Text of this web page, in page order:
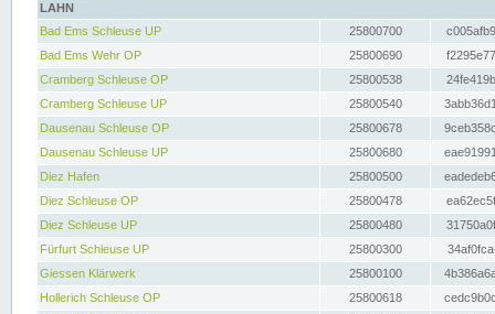
LAHN
Bad Ems Schleuse UP
25800700
Bad Ems Wehr OP
25800690
Cramberg Schleuse OP
25800538
Cramberg Schleuse UP
25800540
Dausenau Schleuse OP
25800678
Dausenau Schleuse UP
25800680
Diez Hafen
25800500
Diez Schleuse OP
25800478
Diez Schleuse UP
25800480
Fürfurt Schleuse UP
25800300
Giessen Klärwerk
25800100
Hollerich Schleuse OP
25800618